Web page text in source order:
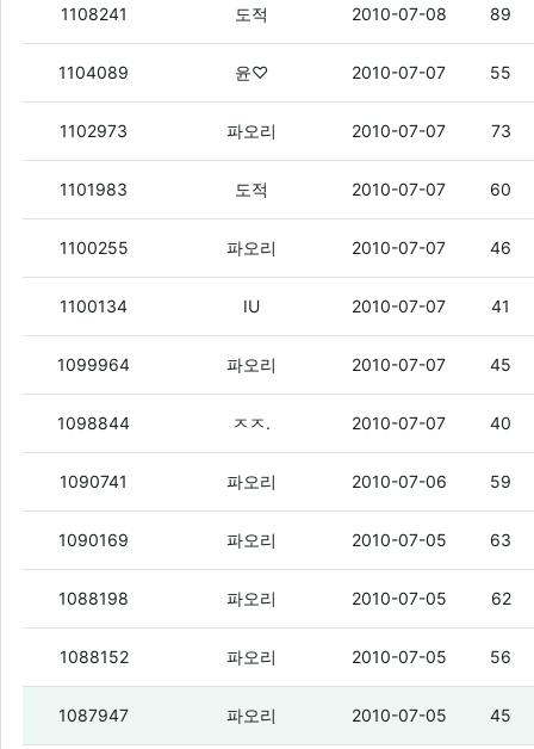
1108241 야이 모토로이 종자들아(6)
도적 2010-07-08 89
1104089 아우 ㅠㅠㅠㅠㅠㅠㅠ(2)
윤♡ 2010-07-07 55
1102973 LGT 별사탕지급 중단한다고함(8)
파오리 2010-07-07 73
1101983 모토로이 24/7 뜨면 누가 문자좀
도적 2010-07-07 60
1100255 SKT 유심카드 재활용 본인것만 가능한
파오리 2010-07-07 46
1100134 아이리버폰 24/13 가면건 있을시
IU 2010-07-07 41
1099964 [SKT/저급정보] 7월 부진재고 추가기종
파오리 2010-07-07 45
1098844 오늘 부터 후덜2 디자이어 출고가 내린다
ㅈㅈ. 2010-07-07 40
1090741 폰텍 정주행 완료 ㅇㅇ(3)
파오리 2010-07-06 59
1090169 호싱싱의 말에 의하면(6)
파오리 2010-07-05 63
1088198 뽐덕들은 참으로 부지런한거같다
파오리 2010-07-05 62
1088152 같은 폰 여러개 개통하면 좆망?(6)
파오리 2010-07-05 56
1087947 안냥? ㅇㅇ(4)
파오리 2010-07-05 45